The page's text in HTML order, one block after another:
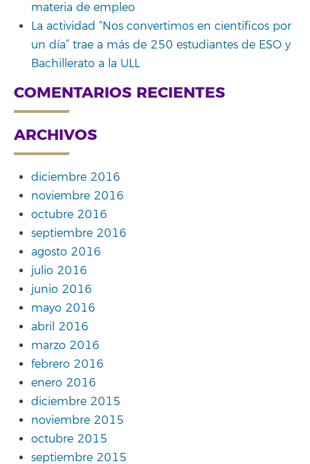
materia de empleo
La actividad “Nos convertimos en científicos por
un día” trae a más de 250 estudiantes de ESO y
Bachillerato a la ULL
COMENTARIOS RECIENTES
ARCHIVOS
diciembre 2016
noviembre 2016
octubre 2016
septiembre 2016
agosto 2016
julio 2016
junio 2016
mayo 2016
abril 2016
marzo 2016
febrero 2016
enero 2016
diciembre 2015
noviembre 2015
octubre 2015
septiembre 2015